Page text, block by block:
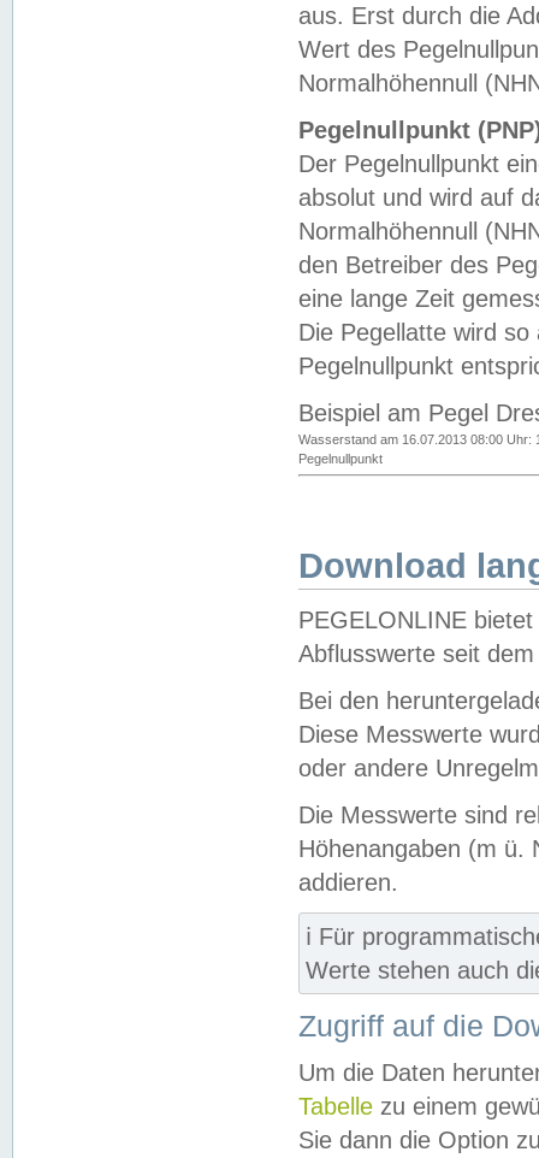
aus. Erst durch die
Wert des
Normalhöhennull
Pegelnullpunkt
Der Pegelnullpunkt
absolut und wird auf
Normalhöhennull
den Betreiber des
eine lange Zeit
Die Pegellatte wird
Pegelnullpunkt
Beispiel am Pegel
Wasserstand am 16.07.2013 08:00 Uhr:
Pegelnullpunkt
Download
PEGELONLINE
Abflusswerte seit
Bei den
Diese Messwerte
oder andere
Die Messwerte sind
Höhenangaben (m ü.
addieren.
ℹ️ Für
Werte stehen auch
Zugriff auf die
Um die Daten
Tabelle zu einem
Sie dann die Option